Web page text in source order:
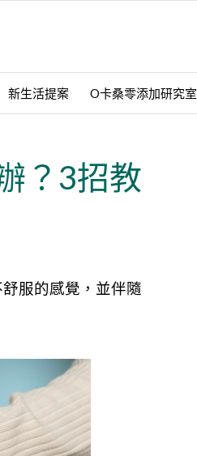
新生活提案 O卡桑零添加研究室
？3招教
服的感覺，並伴隨